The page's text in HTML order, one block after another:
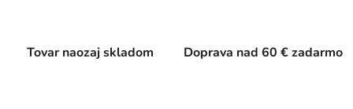
Tovar naozaj skladom Doprava nad 60 € zadarmo